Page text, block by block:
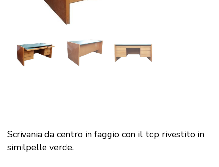
Scrivania da centro in faggio con il top rivestito in
similpelle verde.